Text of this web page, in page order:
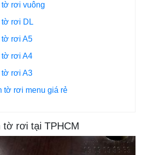
rơi vuông
tờ rơi DL
rơi A5
rơi A4
rơi A3
tờ rơi menu giá rẻ
tờ rơi tại TPHCM